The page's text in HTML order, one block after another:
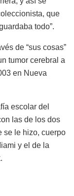
que
todo”.
de “sus cosas”
tumor cerebral a
en Nueva
escolar del
las de los dos
se le hizo, cuerpo
y el de la